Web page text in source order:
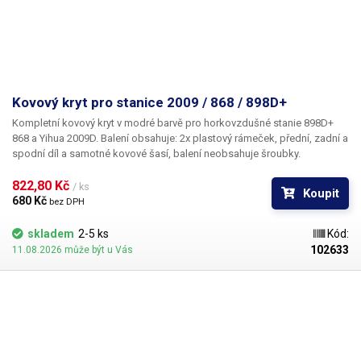
Kovový kryt pro stanice 2009 / 868 / 898D+
Kompletní kovový kryt v modré barvě pro horkovzdušné stanie 898D+
868 a Yihua 2009D. Balení obsahuje: 2x plastový rámeček, přední, zadní a
spodní díl a samotné kovové šasí, balení neobsahuje šroubky.
822,80 Kč / ks
680 Kč bez DPH
Koupit
skladem 2-5 ks
11.08.2026 může být u Vás
Kód:
102633